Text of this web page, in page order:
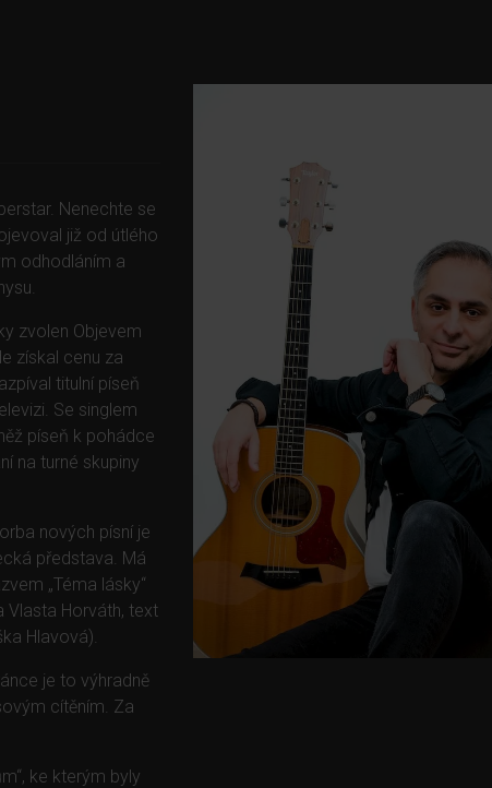
Nenechte se
již od útlého
odhodláním a
zvolen Objevem
získal cenu za
titulní píseň
Se singlem
píseň k pohádce
na turné skupiny
nových písní je
představa. Má
„Téma lásky“
Vlasta Horváth, text
Hlavová).
je to výhradně
cítěním. Za
ke kterým byly